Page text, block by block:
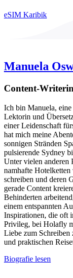
eSIM Karibik
Manuela
Content-
Ich bin Manuela,
Lektorin und
einer Leidenschaft
hat mich meine
sonnigen Stränden
pulsierende Sydney
Unter vielen anderen
namhafte
schreiben und deren
gerade Content
Behinderten
einem entspannten
Inspirationen, die oft
Privileg, bei Holafly
Liebe zum
und praktischen
Biografie lesen